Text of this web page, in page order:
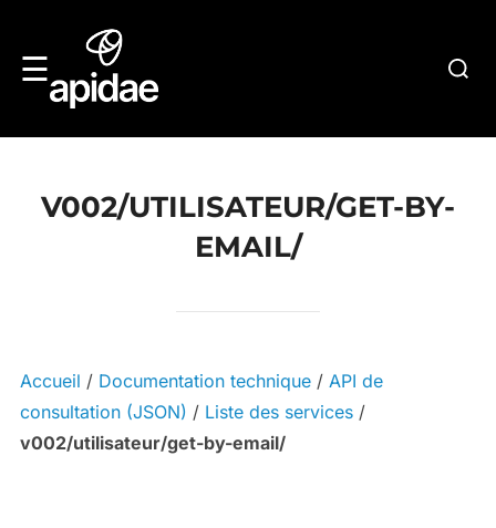
content
☰
Search
V002/UTILISATEUR/GET-BY-
EMAIL/
Accueil / Documentation technique/ API de
consultation (JSON) / Liste des services/
v002/utilisateur/get-by-email/